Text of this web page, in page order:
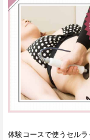
体験コースで使うセル